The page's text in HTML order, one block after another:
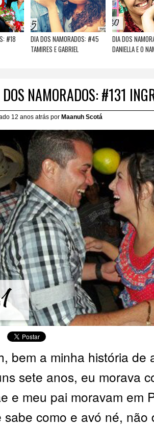
#18
DIA DOS NAMORADOS: #45
TAMIRES E GABRIEL
DIA DOS
DANIELLA E O
NAMORADOS: #131
12 anos atrás por Maanuh Scotá
bem a minha história de
sete anos, eu morava
e meu pai moravam em
sabe como e avó né, não